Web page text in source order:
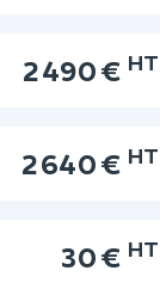
2 490 € HT
2 640 € HT
30 € HT